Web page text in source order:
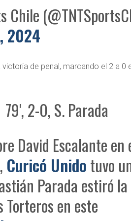
2024
de penal, marcando el 2 a 0
2-0, S. Parada
David Escalante en
Curicó Unidotuvo
Parada estiró la
Torteros en este